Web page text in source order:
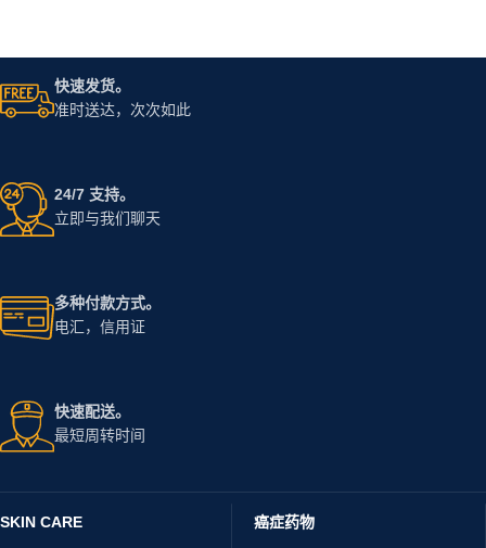
快速发货。
准时送达，次次如此
24/7 支持。
立即与我们聊天
多种付款方式。
电汇，信用证
快速配送。
最短周转时间
SKIN CARE 癌症药物